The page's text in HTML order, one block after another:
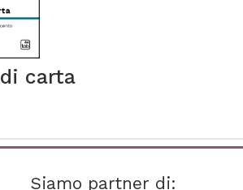
carta
Siamo partner di: